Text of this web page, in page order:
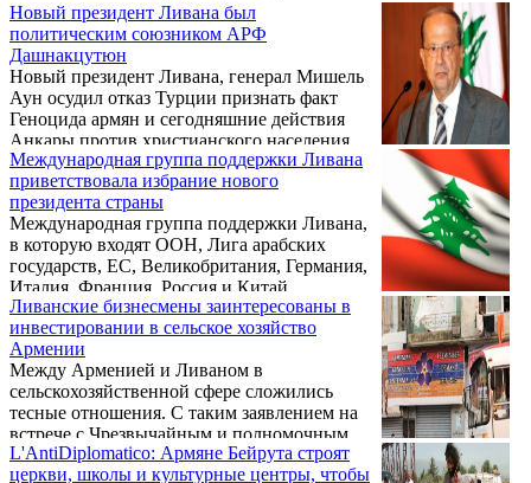
Новый президент Ливана был
политическим союзником АРФ
Дашнакцутюн
Новый президент Ливана, генерал Мишель
Аун осудил отказ Турции признать факт
Геноцида армян и сегодняшние действия
Анкары против христианского населения.
Об этом в беседе с корреспондентом
Новости Армении – NEWS.am заявил
главный редактор издающейся в Ливане
армянской газеты «Аздак» Шаан
Кандахарян.
Международная группа поддержки Ливана
приветствовала избрание нового
президента страны
Международная группа поддержки Ливана,
в которую входят ООН, Лига арабских
государств, ЕС, Великобритания, Германия,
Италия, Франция, Россия и Китай,
приветствовала избрание нового
президента страны. Им стал Мишель Аун.
Ливанские бизнесмены заинтересованы в
инвестировании в сельское хозяйство
Армении
Между Арменией и Ливаном в
сельскохозяйственной сфере сложились
тесные отношения. С таким заявлением на
встрече с Чрезвычайным и полномочным
послом Ливана в Армении Жаном
Макароном 19 октября выступил министр
L'AntiDiplomatico: Армяне Бейрута строят
церкви, школы и культурные центры, чтобы